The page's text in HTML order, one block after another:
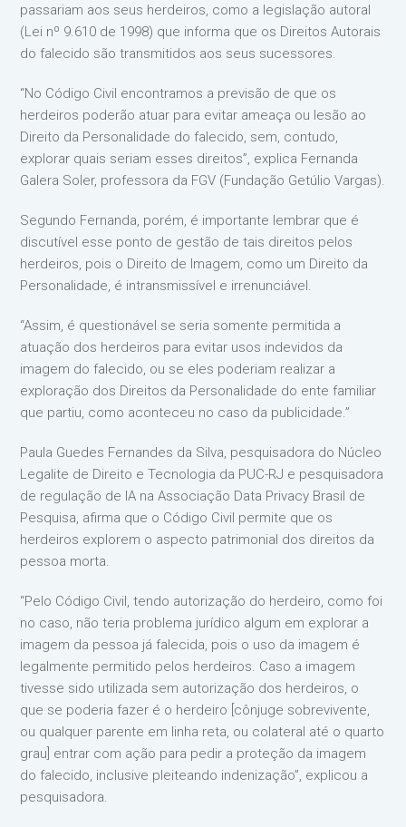
passariam aos seus herdeiros, como a legislação autoral
(Lei nº 9.610 de 1998) que informa que os Direitos Autorais
do falecido são transmitidos aos seus sucessores.
“No Código Civil encontramos a previsão de que os
herdeiros poderão atuar para evitar ameaça ou lesão ao
Direito da Personalidade do falecido, sem, contudo,
explorar quais seriam esses direitos”, explica Fernanda
Galera Soler, professora da FGV (Fundação Getúlio Vargas).
Segundo Fernanda, porém, é importante lembrar que é
discutível esse ponto de gestão de tais direitos pelos
herdeiros, pois o Direito de Imagem, como um Direito da
Personalidade, é intransmissível e irrenunciável.
“Assim, é questionável se seria somente permitida a
atuação dos herdeiros para evitar usos indevidos da
imagem do falecido, ou se eles poderiam realizar a
exploração dos Direitos da Personalidade do ente familiar
que partiu, como aconteceu no caso da publicidade.”
Paula Guedes Fernandes da Silva, pesquisadora do Núcleo
Legalite de Direito e Tecnologia da PUC-RJ e pesquisadora
de regulação de IA na Associação Data Privacy Brasil de
Pesquisa, afirma que o Código Civil permite que os
herdeiros explorem o aspecto patrimonial dos direitos da
pessoa morta.
“Pelo Código Civil, tendo autorização do herdeiro, como foi
no caso, não teria problema jurídico algum em explorar a
imagem da pessoa já falecida, pois o uso da imagem é
legalmente permitido pelos herdeiros. Caso a imagem
tivesse sido utilizada sem autorização dos herdeiros, o
que se poderia fazer é o herdeiro [cônjuge sobrevivente,
ou qualquer parente em linha reta, ou colateral até o quarto
grau] entrar com ação para pedir a proteção da imagem
do falecido, inclusive pleiteando indenização”, explicou a
pesquisadora.